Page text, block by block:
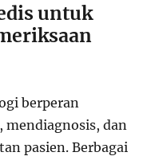
untuk
berperan
dan
pasien. Berbagai